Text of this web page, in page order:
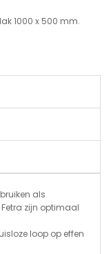
1000 x 500 mm.
als
zijn optimaal
loop op effen